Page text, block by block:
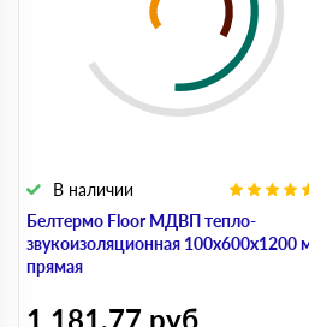
Белтермо Floor МДВП тепло-
звукоизоляционная 100х600х1200
прямая
В наличии
1 181.77 руб